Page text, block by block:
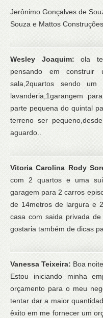
Jerônimo Gonçalves de
Souza e Mattos Construções.
Wesley Joaquim:ola
pensando em
sala,2quartos sendo um
lavanderia,1garangem
parte pequena do quintal
terreno ser
aguardo..
Vitoria Carolina Rody
com 2 quartos e uma
garagem para 2 carros
de 14metros de largura e
casa com saida privada
gostaria também de dicas
Vanessa Teixeira: Boa
Estou iniciando minha
orçamento para o meu
tentar dar a maior
êxito em me fornecer um